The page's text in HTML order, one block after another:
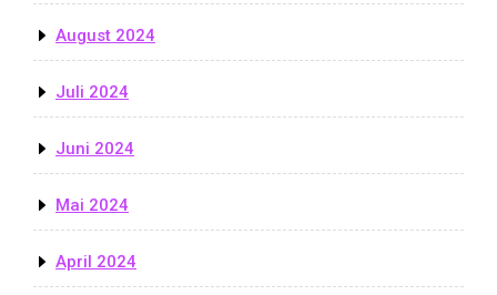
August 2024
Juli 2024
Juni 2024
Mai 2024
April 2024